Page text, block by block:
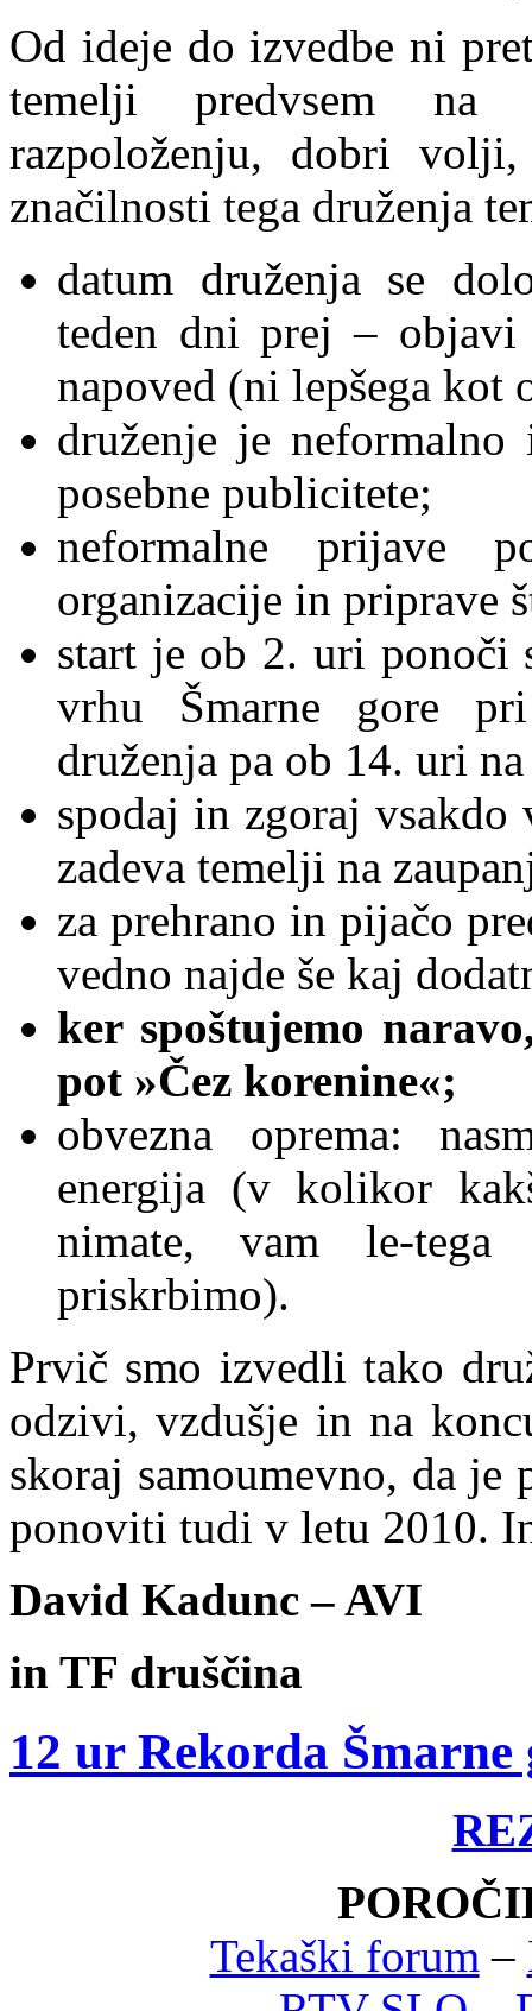
Od ideje do izvedbe ni
temelji predvsem na
razpoloženju, dobri
značilnosti tega druženja
datum druženja se
teden dni prej – objavi
napoved (ni lepšega kot
druženje je
posebne publicitete;
neformalne prijave
organizacije in priprave
start je ob 2. uri ponoči
vrhu Šmarne gore
druženja pa ob 14. uri
spodaj in zgoraj vsakdo
zadeva temelji na
za prehrano in pijačo
vedno najde še kaj
ker spoštujemo
pot »Čez korenine«;
obvezna oprema:
energija (v kolikor
nimate, vam le-tega
priskrbimo).
Prvič smo izvedli tako
odzivi, vzdušje in na
skoraj samoumevno, da je
ponoviti tudi v letu 2010.
David Kadunc – AVI
in TF druščina
12 ur Rekorda Šmarne
Tekaški forum –